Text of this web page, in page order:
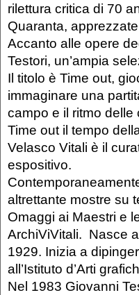
rilettura critica di 70
Quaranta,
Accanto alle opere
Testori, un’ampia
Il titolo è Time out,
immaginare una
campo e il ritmo
Time out il tempo
Velasco Vitali è il
espositivo.
altrettante mostre su
Omaggi ai Maestri e
ArchiViVitali. Nasce
1929. Inizia a
all’Istituto d’Arti
Nel 1983 Giovanni